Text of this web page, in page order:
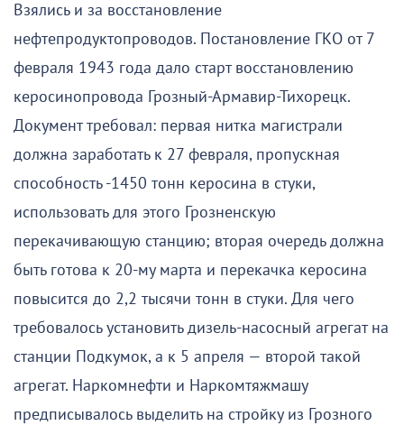
Взялись и за восстановление
нефтепродуктопроводов. Постановление ГКО от 7
февраля 1943 года дало старт восстановлению
керосинопровода Грозный-Армавир-Тихорецк.
Документ требовал: первая нитка магистрали
должна заработать к 27 февраля, пропускная
способность -1450 тонн керосина в стуки,
использовать для этого Грозненскую
перекачивающую станцию; вторая очередь должна
быть готова к 20-му марта и перекачка керосина
повысится до 2,2 тысячи тонн в стуки. Для чего
требовалось установить дизель-насосный агрегат на
станции Подкумок, а к 5 апреля — второй такой
агрегат. Наркомнефти и Наркомтяжмашу
предписывалось выделить на стройку из Грозного